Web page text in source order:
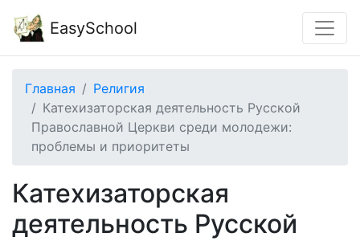
EasySchool
Главная
Религия
Катехизаторская деятельность Русской
Православной Церкви среди молодежи:
проблемы и приоритеты
Катехизаторская
деятельность Русской